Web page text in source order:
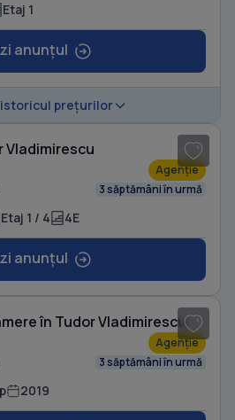
Etaj 1
anunțul
prețurilor
Vladimirescu
Agenție
3 săptămâni în urmă
Etaj 1 / 4 4E
anunțul
în Tudor Vladimirescu
Agenție
3 săptămâni în urmă
2019